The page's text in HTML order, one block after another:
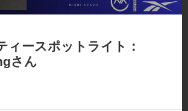
ィースポットライト：
さん